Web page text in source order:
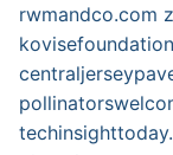
rwmandco.com